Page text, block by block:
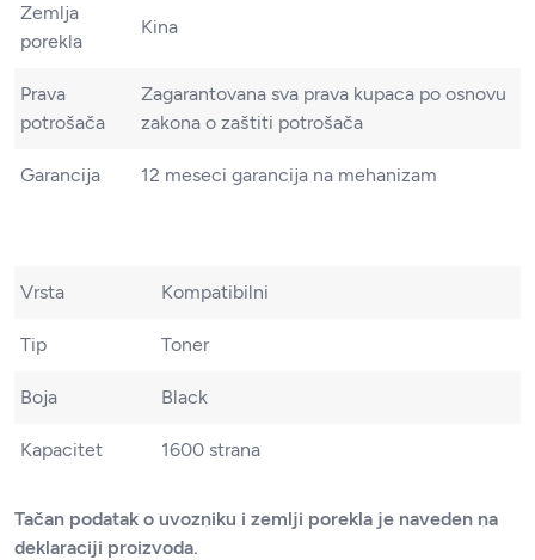
Zemlja
porekla
Kina
Prava
potrošača
Zagarantovana sva prava kupaca po osnovu
zakona o zaštiti potrošača
Garancija 12 meseci garancija na mehanizam
Vrsta Kompatibilni
Tip Toner
Boja Black
Kapacitet 1600 strana
Tačan podatak o uvozniku i zemlji porekla je naveden na
deklaraciji proizvoda.